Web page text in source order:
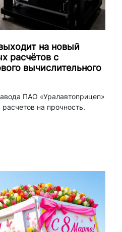
на новый
расчётов с
вычислительного
ПАО «Уралавтоприцеп»
на прочность.